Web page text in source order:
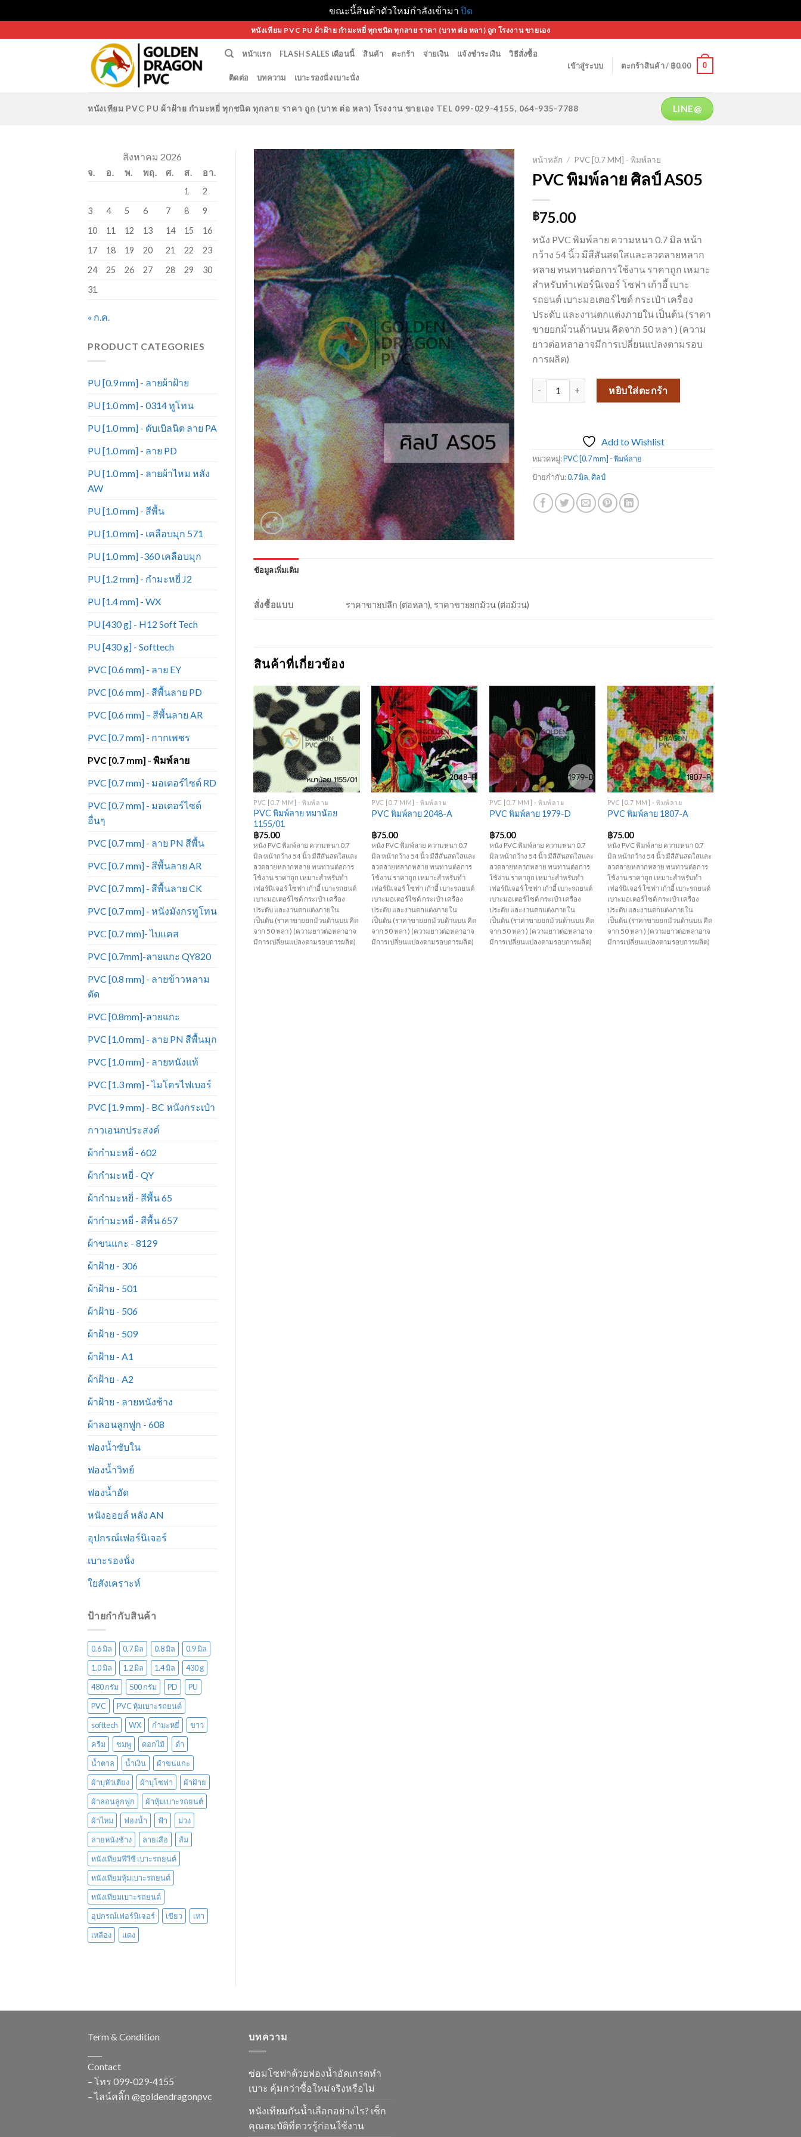
ขณะนี้สินค้าตัวใหม่กำลังเข้ามา ปิด
to
หนังเทียม PVC PU ผ้าฝ้าย กำมะหยี่ ทุกชนิด ทุกลาย ราคา (บาท ต่อ หลา) ถูก โรงงาน ขายเอง
หน้าแรก FLASH SALES เดือนนี้ สินค้า ตะกร้า จ่ายเงิน แจ้งชำระเงิน วิธีสั่งซื้อ
ติดต่อ บทความ เบาะรองนั่ง เบาะนั่ง
เข้าสู่ระบบ ตะกร้าสินค้า / ฿0.00 0
หนังเทียม PVC PU ผ้าฝ้าย กำมะหยี่ ทุกชนิด ทุกลาย ราคา ถูก (บาท ต่อ หลา) โรงงาน ขายเอง TEL 099-029-4155, 064-935-7788 LINE@
สิงหาคม 2026
จ. อ. พ. พฤ. ศ. ส.
อา.
1
2
3
4 5 6 7 8
9
10
11 12 13 14 15
16
17
18 19 20 21 22
23
24
25 26 27 28 29
30
31
« ก.ค.
PRODUCT CATEGORIES
PU [0.9 mm] - ลายผ้าฝ้าย
PU [1.0 mm] - 0314 ทูโทน
PU [1.0 mm] - ดับเบิลนิต ลาย PA
PU [1.0 mm] - ลาย PD
PU [1.0 mm] - ลายผ้าไหม หลัง
AW
PU [1.0 mm] - สีพื้น
PU [1.0 mm] - เคลือบมุก 571
PU [1.0 mm] -360 เคลือบมุก
PU [1.2 mm] - กำมะหยี่ J2
PU [1.4 mm] - WX
PU [430 g] - H12 Soft Tech
PU [430 g] - Softtech
PVC [0.6 mm] - ลาย EY
PVC [0.6 mm] - สีพื้นลาย PD
PVC [0.6 mm] – สีพื้นลาย AR
PVC [0.7 mm] - กากเพชร
PVC [0.7 mm] - พิมพ์ลาย
PVC [0.7 mm] - มอเตอร์ไซด์ RD
PVC [0.7 mm] - มอเตอร์ไซด์
อื่นๆ
PVC [0.7 mm] - ลาย PN สีพื้น
PVC [0.7 mm] - สีพื้นลาย AR
PVC [0.7 mm] - สีพื้นลาย CK
PVC [0.7 mm] - หนังมังกรทูโทน
PVC [0.7 mm]- ไบแคส
PVC [0.7mm]-ลายแกะ QY820
PVC [0.8 mm] - ลายข้าวหลาม
ตัด
PVC [0.8mm]-ลายแกะ
PVC [1.0 mm] - ลาย PN สีพื้นมุก
PVC [1.0 mm] - ลายหนังแท้
PVC [1.3 mm] - ไมโครไฟเบอร์
PVC [1.9 mm] - BC หนังกระเป๋า
กาวเอนกประสงค์
ผ้ากำมะหยี่ - 602
ผ้ากำมะหยี่ - QY
ผ้ากำมะหยี่ - สีพื้น 65
ผ้ากำมะหยี่ - สีพื้น 657
ผ้าขนแกะ - 8129
ผ้าฝ้าย - 306
ผ้าฝ้าย - 501
ผ้าฝ้าย - 506
ผ้าฝ้าย - 509
ผ้าฝ้าย - A1
ผ้าฝ้าย - A2
ผ้าฝ้าย - ลายหนังช้าง
ผ้าลอนลูกฟูก - 608
ฟองน้ำซับใน
ฟองน้ำวิทย์
ฟองน้ำอัด
หนังออยล์ หลัง AN
อุปกรณ์เฟอร์นิเจอร์
เบาะรองนั่ง
ใยสังเคราะห์
ป้ายกำกับสินค้า
0.6 มิล 0.7 มิล 0.8 มิล
0.9 มิล
1.0 มิล
1.2 มิล 1.4 มิล
430 g
480 กรัม
500 กรัม PD
PU
PVC
PVC หุ้มเบาะรถยนต์
softtech
WX กำมะหยี่
ขาว
ครีม
ชมพู ดอกไม้
ดำ
น้ำตาล
น้ำเงิน
ผ้าขนแกะ
ผ้าบุหัวเตียง
ผ้าบุโซฟา
ผ้าฝ้าย
ผ้าลอนลูกฟูก
ผ้าหุ้มเบาะรถยนต์
ผ้าไหม
ฟองน้ำ ฟ้า
ม่วง
ลายหนังช้าง
ลายเสือ
ส้ม
หนังเทียมพีวีซี เบาะรถยนต์
หนังเทียมหุ้มเบาะรถยนต์
หนังเทียมเบาะรถยนต์
อุปกรณ์เฟอร์นิเจอร์
เขียว
เทา
เหลือง
แดง
Add to
Wishlist
หน้าหลัก / PVC [0.7 MM] - พิมพ์ลาย
PVC พิมพ์ลาย ศิลป์ AS05
฿75.00
หนัง PVC พิมพ์ลาย ความหนา 0.7 มิล หน้า
กว้าง 54 นิ้ว มีสีสันสดใสและลวดลายหลาก
หลาย ทนทานต่อการใช้งาน ราคาถูก เหมาะ
สำหรับทำเฟอร์นิเจอร์ โซฟา เก้าอี้ เบาะ
รถยนต์ เบาะมอเตอร์ไซด์ กระเป๋า เครื่อง
ประดับ และงานตกแต่งภายใน เป็นต้น (ราคา
ขายยกม้วนด้านบน คิดจาก 50 หลา ) (ความ
ยาวต่อหลาอาจมีการเปลี่ยนแปลงตามรอบ
การผลิต)
จำนวน PVC พิมพ์ลาย ศิลป์ AS05 ชิ้น
หยิบใส่ตะกร้า
Add to Wishlist
หมวดหมู่:PVC [0.7 mm] - พิมพ์ลาย
ป้ายกำกับ:0.7 มิล,ศิลป์
ข้อมูลเพิ่มเติม
สั่งซื้อแบบ ราคาขายปลีก (ต่อหลา), ราคาขายยกม้วน (ต่อม้วน)
สินค้าที่เกี่ยวข้อง
Add to
Wishlist
+
PVC [0.7 MM] - พิมพ์ลาย
PVC พิมพ์ลาย หมาน้อย
1155/01
฿75.00
หนัง PVC พิมพ์ลาย ความหนา 0.7
มิล หน้ากว้าง 54 นิ้ว มีสีสันสดใสและ
ลวดลายหลากหลาย ทนทานต่อการ
ใช้งาน ราคาถูก เหมาะสำหรับทำ
เฟอร์นิเจอร์ โซฟา เก้าอี้ เบาะรถยนต์
เบาะมอเตอร์ไซด์ กระเป๋า เครื่อง
ประดับ และงานตกแต่งภายใน
เป็นต้น (ราคาขายยกม้วนด้านบน คิด
จาก 50 หลา ) (ความยาวต่อหลาอาจ
มีการเปลี่ยนแปลงตามรอบการผลิต)
Add to
Wishlist
+
PVC [0.7 MM] - พิมพ์ลาย
PVC พิมพ์ลาย 2048-A
฿75.00
หนัง PVC พิมพ์ลาย ความหนา 0.7
มิล หน้ากว้าง 54 นิ้ว มีสีสันสดใสและ
ลวดลายหลากหลาย ทนทานต่อการ
ใช้งาน ราคาถูก เหมาะสำหรับทำ
เฟอร์นิเจอร์ โซฟา เก้าอี้ เบาะรถยนต์
เบาะมอเตอร์ไซด์ กระเป๋า เครื่อง
ประดับ และงานตกแต่งภายใน
เป็นต้น (ราคาขายยกม้วนด้านบน คิด
จาก 50 หลา ) (ความยาวต่อหลาอาจ
มีการเปลี่ยนแปลงตามรอบการผลิต)
Add to
Wishlist
+
PVC [0.7 MM] - พิมพ์ลาย
PVC พิมพ์ลาย 1979-D
฿75.00
หนัง PVC พิมพ์ลาย ความหนา 0.7
มิล หน้ากว้าง 54 นิ้ว มีสีสันสดใสและ
ลวดลายหลากหลาย ทนทานต่อการ
ใช้งาน ราคาถูก เหมาะสำหรับทำ
เฟอร์นิเจอร์ โซฟา เก้าอี้ เบาะรถยนต์
เบาะมอเตอร์ไซด์ กระเป๋า เครื่อง
ประดับ และงานตกแต่งภายใน
เป็นต้น (ราคาขายยกม้วนด้านบน คิด
จาก 50 หลา ) (ความยาวต่อหลาอาจ
มีการเปลี่ยนแปลงตามรอบการผลิต)
Add to
Wishlist
+
PVC [0.7 MM] - พิมพ์ลาย
PVC พิมพ์ลาย 1807-A
฿75.00
หนัง PVC พิมพ์ลาย ความหนา 0.7
มิล หน้ากว้าง 54 นิ้ว มีสีสันสดใสและ
ลวดลายหลากหลาย ทนทานต่อการ
ใช้งาน ราคาถูก เหมาะสำหรับทำ
เฟอร์นิเจอร์ โซฟา เก้าอี้ เบาะรถยนต์
เบาะมอเตอร์ไซด์ กระเป๋า เครื่อง
ประดับ และงานตกแต่งภายใน
เป็นต้น (ราคาขายยกม้วนด้านบน คิด
จาก 50 หลา ) (ความยาวต่อหลาอาจ
มีการเปลี่ยนแปลงตามรอบการผลิต)
Add to
PVC [0.7 MM] - พิมพ์ลาย
PVC พิมพ์ลาย 2215-B
หนัง PVC พิมพ์ลาย ความหนา 0.7
ลวดลายหลากหลาย ทนทานต่อการ
เฟอร์นิเจอร์ โซฟา เก้าอี้ เบาะรถยนต์
ประดับ และงานตกแต่งภายใน
จาก 50 หลา ) (ความยาวต่อหลาอาจ
+
PVC [0.7 MM] - พิมพ์ลาย
PVC พิมพ์ลาย 1820-A
หนัง PVC พิมพ์ลาย ความหนา 0.7
ลวดลายหลากหลาย ทนทานต่อการ
เฟอร์นิเจอร์ โซฟา เก้าอี้ เบาะรถยนต์
ประดับ และงานตกแต่งภายใน
จาก 50 หลา ) (ความยาวต่อหลาอาจ
Term & Condition
Contact
– โทร 099-029-4155
– ไลน์คลิ๊ก @goldendragonpvc
บทความ
ซ่อมโซฟาด้วยฟองน้ำอัดเกรดทำ
เบาะ คุ้มกว่าซื้อใหม่จริงหรือไม่
หนังเทียมกันน้ำเลือกอย่างไร? เช็ก
คุณสมบัติที่ควรรู้ก่อนใช้งาน